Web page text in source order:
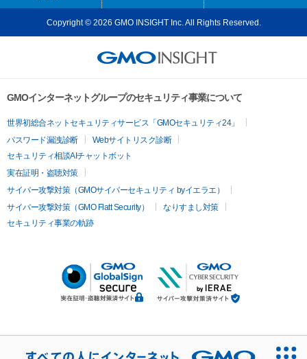
Copyright © 2026 GMO INSIGHT Inc. All Rights Reserved.
GMOインターネットグループのセキュリティ事業について
世界初総合ネットセキュリティサービス「GMOセキュリティ24」
パスワード漏洩診断
Webサイトリスク診断
セキュリティ相談AIチャットボット
実在証明・盗聴対策
サイバー攻撃対策（GMOサイバーセキュリティ byイエラエ）
サイバー攻撃対策（GMO Flatt Security）
なりすまし対策
セキュリティ事業の軌跡